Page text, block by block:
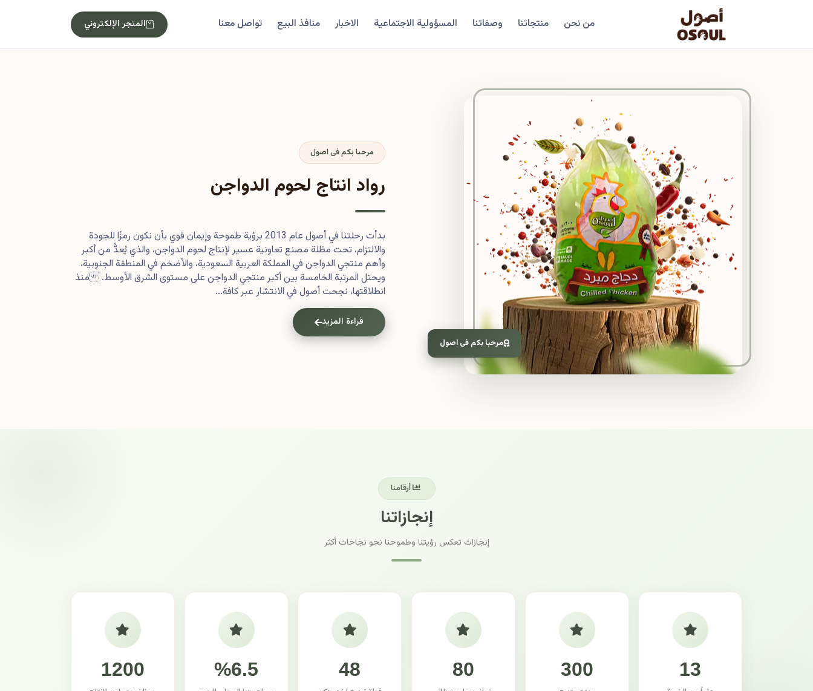
من نحن منتجاتنا وصفاتنا المسؤولية الاجتماعية الاخبار منافذ البيع تواصل معنا المتجر الإلكتروني
مرحبا بكم فى اصول
مرحبا بكم فى اصول
رواد انتاج لحوم الدواجن
بدأت رحلتنا في أصول عام 2013 برؤية طموحة وإيمان قوي بأن نكون رمزًا للجودة
والالتزام، تحت مظلة مصنع تعاونية عسير لإنتاج لحوم الدواجن، والذي يُعدُّ من أكبر
وأهم منتجي الدواجن في المملكة العربية السعودية، والأضخم في المنطقة الجنوبية،
ويحتل المرتبة الخامسة بين أكبر منتجي الدواجن على مستوى الشرق الأوسط. منذ
انطلاقتها، نجحت أصول في الانتشار عبر كافة...
قراءة المزيد
أرقامنا
إنجازاتنا
إنجازات تعكس رؤيتنا وطموحنا نحو نجاحات أكثر
13
300
80
48
%6.5
1200